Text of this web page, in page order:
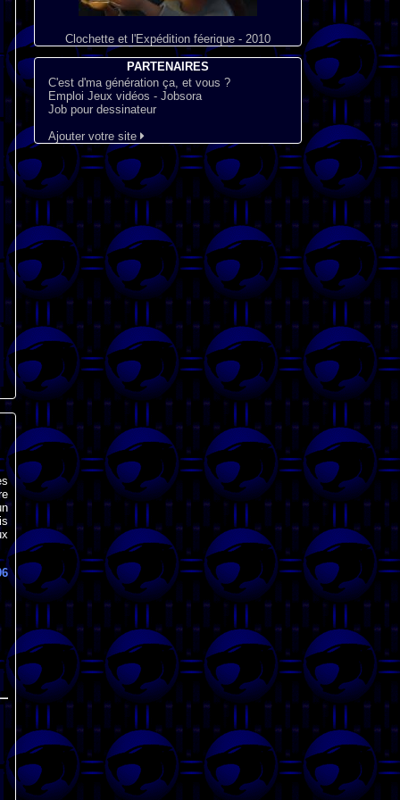
Clochette et l'Expédition féerique - 2010
PARTENAIRES
C'est d'ma génération ça, et vous ?
Emploi Jeux vidéos - Jobsora
Job pour dessinateur
Ajouter votre site